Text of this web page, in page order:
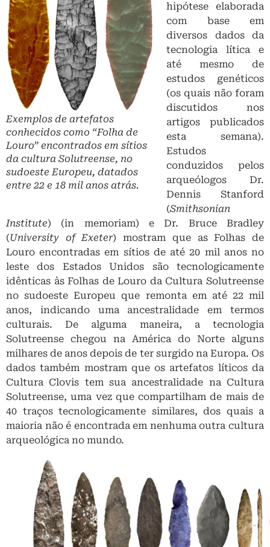
Exemplos de artefatos
conhecidos como “Folha de
Louro” encontrados em sítios
da cultura Solutreense, no
sudoeste Europeu, datados
entre 22 e 18 mil anos atrás.
discutidos nos
artigos publicados
esta semana).
Estudos
conduzidos pelos
arqueólogos Dr.
Dennis Stanford
(Smithsonian
Institute) (in memoriam) e Dr. Bruce Bradley
(University of Exeter) mostram que as Folhas de
Louro encontradas em sítios de até 20 mil anos no
leste dos Estados Unidos são tecnologicamente
idênticas às Folhas de Louro da Cultura Solutreense
no sudoeste Europeu que remonta em até 22 mil
anos, indicando uma ancestralidade em termos
culturais. De alguma maneira, a tecnologia
Solutreense chegou na América do Norte alguns
milhares de anos depois de ter surgido na Europa. Os
dados também mostram que os artefatos líticos da
Cultura Clovis tem sua ancestralidade na Cultura
Solutreense, uma vez que compartilham de mais de
40 traços tecnologicamente similares, dos quais a
maioria não é encontrada em nenhuma outra cultura
arqueológica no mundo.
Exemplos de artefatos pré-Clovis conhecidos
“Folha de Louro” encontrados em sítios do leste